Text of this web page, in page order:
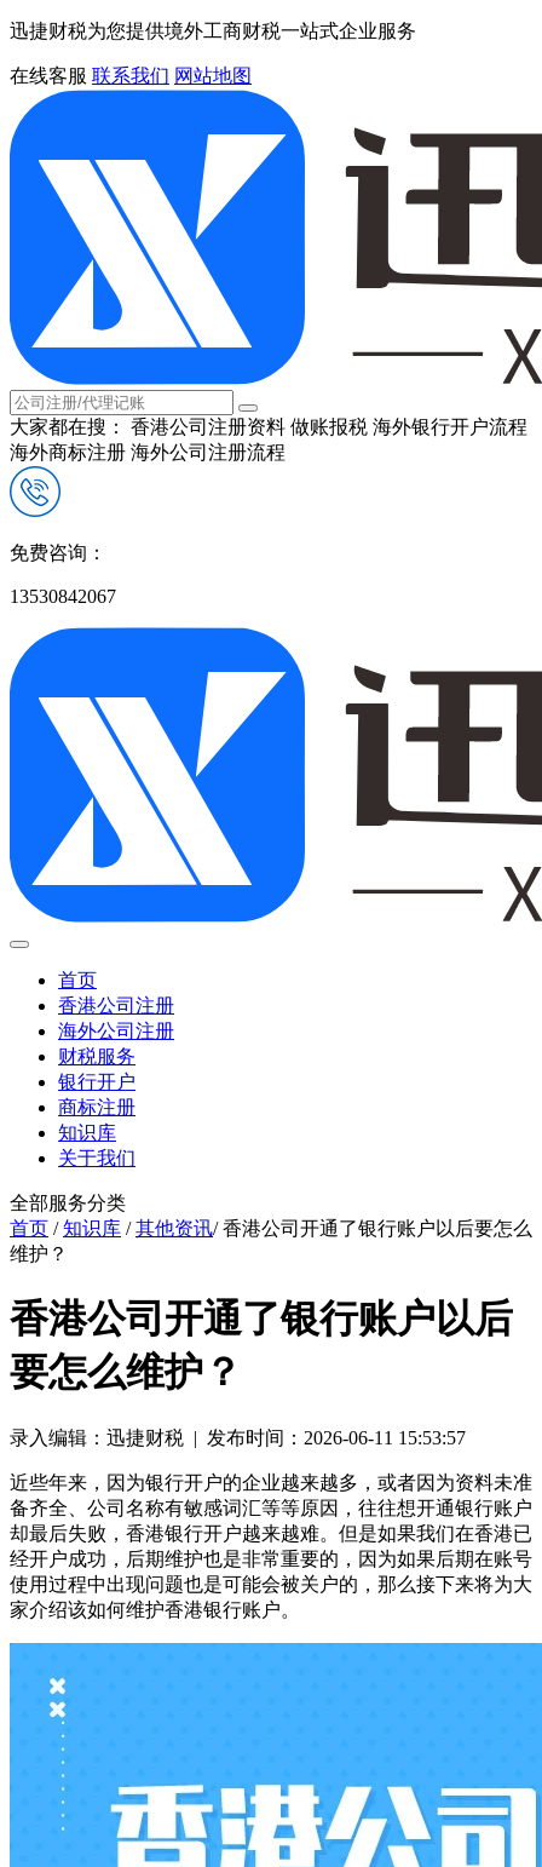
迅捷财税为您提供境外工商财税一站式企业服务
在线客服 联系我们 网站地图
大家都在搜： 香港公司注册资料 做账报税 海外银行开户流程
海外商标注册 海外公司注册流程
免费咨询：
13530842067
首页
香港公司注册
海外公司注册
财税服务
银行开户
商标注册
知识库
关于我们
全部服务分类
首页 /知识库 /其他资讯/ 香港公司开通了银行账户以后要怎么
维护？
香港公司开通了银行账户以后
要怎么维护？
录入编辑：迅捷财税 | 发布时间：2026-06-11 15:53:57
近些年来，因为银行开户的企业越来越多，或者因为资料未准
备齐全、公司名称有敏感词汇等等原因，往往想开通银行账户
却最后失败，香港银行开户越来越难。但是如果我们在香港已
经开户成功，后期维护也是非常重要的，因为如果后期在账号
使用过程中出现问题也是可能会被关户的，那么接下来将为大
家介绍该如何维护香港银行账户。